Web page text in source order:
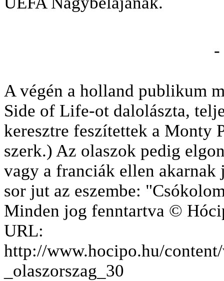
-
A végén a holland publikum
Side of Life-ot dalolászta,
keresztre feszítettek a Monty
szerk.) Az olaszok pedig
vagy a franciák ellen
sor jut az eszembe:
Minden jog fenntartva ©
URL:
http://www.hocipo.hu/
_olaszorszag_30